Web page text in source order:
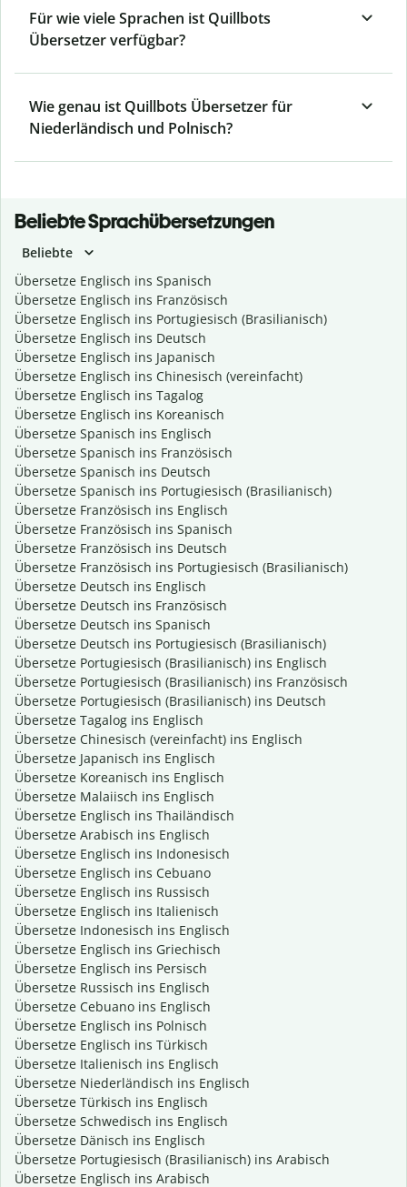
Für wie viele Sprachen ist Quillbots
Übersetzer verfügbar?
Wie genau ist Quillbots Übersetzer für
Niederländisch und Polnisch?
Beliebte Sprachübersetzungen
Beliebte
Übersetze Englisch ins Spanisch
Übersetze Englisch ins Französisch
Übersetze Englisch ins Portugiesisch (Brasilianisch)
Übersetze Englisch ins Deutsch
Übersetze Englisch ins Japanisch
Übersetze Englisch ins Chinesisch (vereinfacht)
Übersetze Englisch ins Tagalog
Übersetze Englisch ins Koreanisch
Übersetze Spanisch ins Englisch
Übersetze Spanisch ins Französisch
Übersetze Spanisch ins Deutsch
Übersetze Spanisch ins Portugiesisch (Brasilianisch)
Übersetze Französisch ins Englisch
Übersetze Französisch ins Spanisch
Übersetze Französisch ins Deutsch
Übersetze Französisch ins Portugiesisch (Brasilianisch)
Übersetze Deutsch ins Englisch
Übersetze Deutsch ins Französisch
Übersetze Deutsch ins Spanisch
Übersetze Deutsch ins Portugiesisch (Brasilianisch)
Übersetze Portugiesisch (Brasilianisch) ins Englisch
Übersetze Portugiesisch (Brasilianisch) ins Französisch
Übersetze Portugiesisch (Brasilianisch) ins Deutsch
Übersetze Tagalog ins Englisch
Übersetze Chinesisch (vereinfacht) ins Englisch
Übersetze Japanisch ins Englisch
Übersetze Koreanisch ins Englisch
Übersetze Malaiisch ins Englisch
Übersetze Englisch ins Thailändisch
Übersetze Arabisch ins Englisch
Übersetze Englisch ins Indonesisch
Übersetze Englisch ins Cebuano
Übersetze Englisch ins Russisch
Übersetze Englisch ins Italienisch
Übersetze Indonesisch ins Englisch
Übersetze Englisch ins Griechisch
Übersetze Englisch ins Persisch
Übersetze Russisch ins Englisch
Übersetze Cebuano ins Englisch
Übersetze Englisch ins Polnisch
Übersetze Englisch ins Türkisch
Übersetze Italienisch ins Englisch
Übersetze Niederländisch ins Englisch
Übersetze Türkisch ins Englisch
Übersetze Schwedisch ins Englisch
Übersetze Dänisch ins Englisch
Übersetze Portugiesisch (Brasilianisch) ins Arabisch
Übersetze Englisch ins Arabisch